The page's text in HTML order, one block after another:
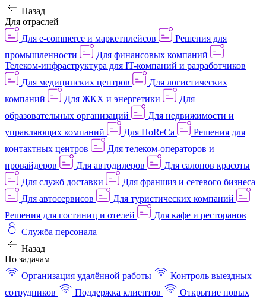
Назад
Для отраслей
Для e-commerce и маркетплейсов
Решения для
промышленности
Для финансовых компаний
Телеком-инфраструктура для IT-компаний и разработчиков
Для медицинских центров
Для логистических
компаний
Для ЖКХ и энергетики
Для
образовательных организаций
Для недвижимости и
управляющих компаний
Для HoReCa
Решения для
контактных центров
Для телеком-операторов и
провайдеров
Для автодилеров
Для салонов красоты
Для служб доставки
Для франшиз и сетевого бизнеса
Для автосервисов
Для туристических компаний
Решения для гостиниц и отелей
Для кафе и ресторанов
Служба персонала
Назад
По задачам
Организация удалённой работы
Контроль выездных
сотрудников
Поддержка клиентов
Открытие новых